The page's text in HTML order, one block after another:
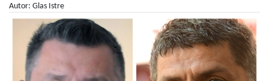
Autor: Glas Istre